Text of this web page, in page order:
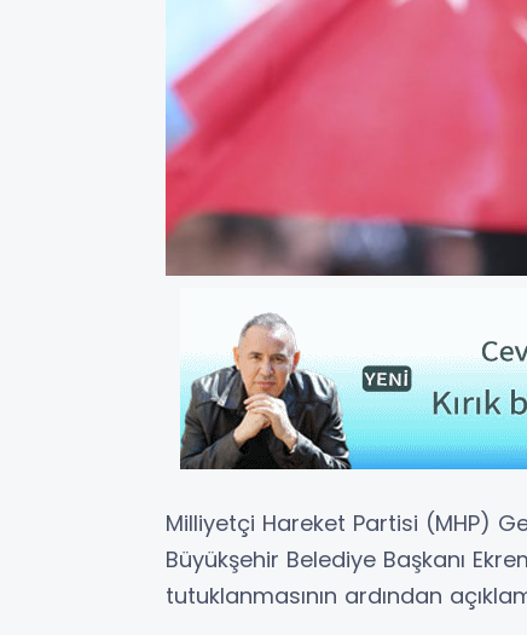
Milliyetçi Hareket Partisi (MHP)
Büyükşehir Belediye Başkanı
tutuklanmasının ardından